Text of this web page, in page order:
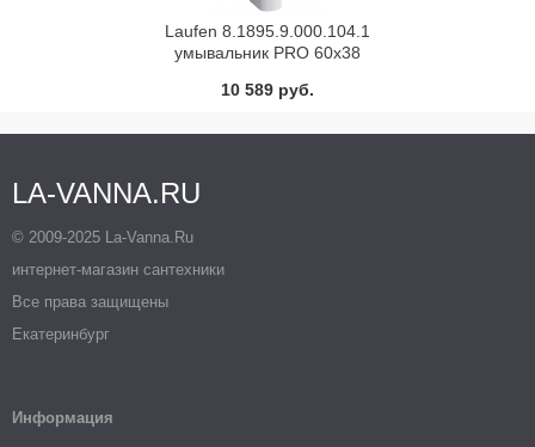
Laufen 8.1895.9.000.104.1
умывальник PRO 60х38
10 589 руб.
LA-VANNA.RU
© 2009-2025 La-Vanna.Ru
интернет-магазин сантехники
Все права защищены
Екатеринбург
Информация